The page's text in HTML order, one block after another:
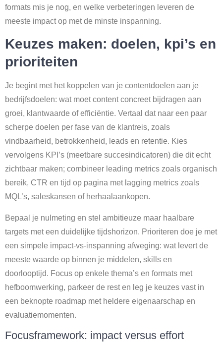
formats mis je nog, en welke verbeteringen leveren de
meeste impact op met de minste inspanning.
Keuzes maken: doelen, kpi’s en
prioriteiten
Je begint met het koppelen van je contentdoelen aan je
bedrijfsdoelen: wat moet content concreet bijdragen aan
groei, klantwaarde of efficiëntie. Vertaal dat naar een paar
scherpe doelen per fase van de klantreis, zoals
vindbaarheid, betrokkenheid, leads en retentie. Kies
vervolgens KPI’s (meetbare succesindicatoren) die dit echt
zichtbaar maken; combineer leading metrics zoals organisch
bereik, CTR en tijd op pagina met lagging metrics zoals
MQL’s, saleskansen of herhaalaankopen.
Bepaal je nulmeting en stel ambitieuze maar haalbare
targets met een duidelijke tijdshorizon. Prioriteren doe je met
een simpele impact-vs-inspanning afweging: wat levert de
meeste waarde op binnen je middelen, skills en
doorlooptijd. Focus op enkele thema’s en formats met
hefboomwerking, parkeer de rest en leg je keuzes vast in
een beknopte roadmap met heldere eigenaarschap en
evaluatiemomenten.
Focusframework: impact versus effort